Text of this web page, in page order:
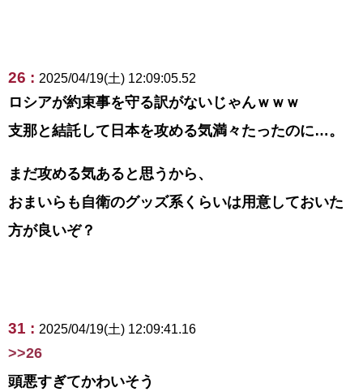
26 : 2025/04/19(土) 12:09:05.52
ロシアが約束事を守る訳がないじゃんｗｗｗ
支那と結託して日本を攻める気満々たったのに…。
まだ攻める気あると思うから、
おまいらも自衛のグッズ系くらいは用意しておいた
方が良いぞ？
31 : 2025/04/19(土) 12:09:41.16
>>26
頭悪すぎてかわいそう